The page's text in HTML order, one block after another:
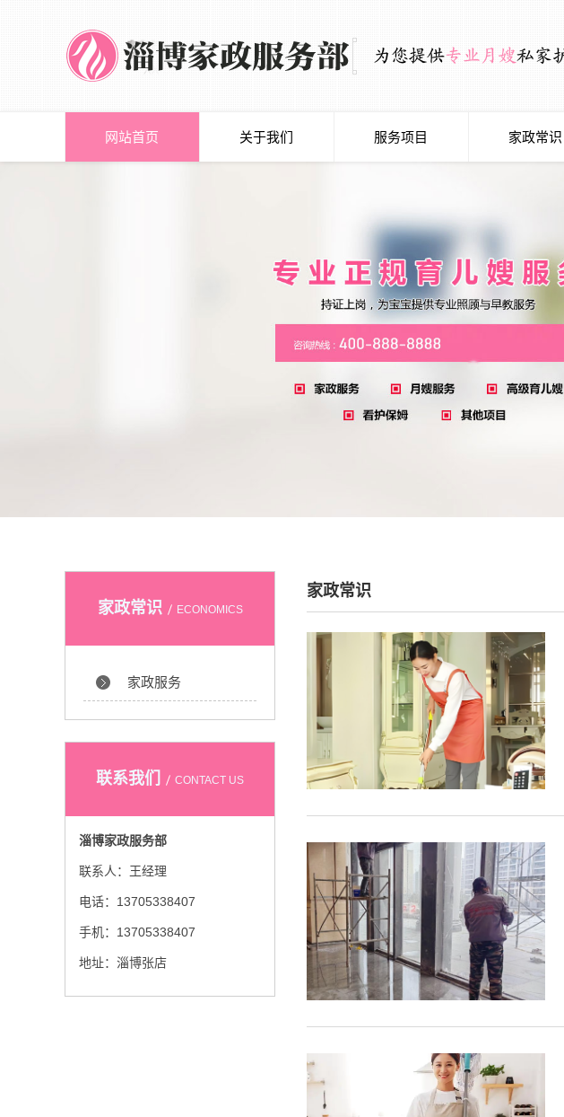
网站首页 关于我们 服务项目 家政常识
家政常识 ECONOMICS
家政服务
联系我们 CONTACT US
淄博家政服务部
联系人：王经理
电话：13705338407
手机：13705338407
地址：淄博张店
家政常识